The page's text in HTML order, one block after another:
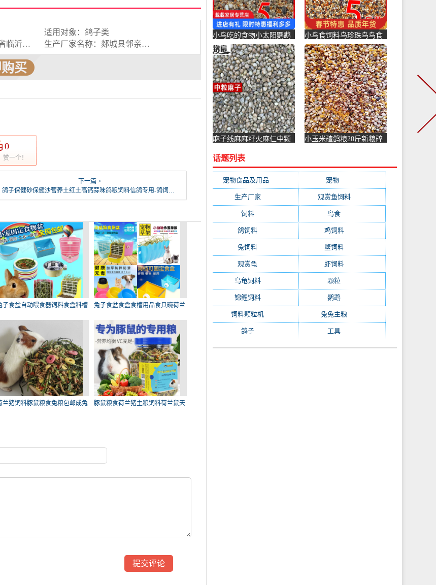
适用对象：鸽子类
生产厂家地址：山东省临沂市郯城县归昌乡归昌三村 生产厂家名称：郯城县邻亲邻土特产经营部
买
0
一个！
下一篇 >
鸽子保健砂保健沙营养土红土高钙蒜味鸽粮饲料信鸽专用-鸽饲料(拼凑旗舰店仅售54.67元)
子食盆自动喂食器饲料食盒料槽
兔子食盆食盒食槽用品食具碗荷兰
兰猪饲料豚鼠粮食兔粮包邮成兔
豚鼠粮食荷兰猪主粮饲料荷兰鼠天
小鸟吃的食物小太阳鹦鹉
饲料鹧鸪鸟鸟粮鸽子食观
赏鸽鸟-鸽饲料(载载家居
专营店仅售15.01元)
小鸟食饲料鸟珍珠鸟鸟食
吃的食物食料金丝雀鸟鸽
子食小-鸽饲料(励冠家居
专营店仅售17.82元)
麻子线麻麻籽火麻仁中颗
粮鸽子-鸽饲料(励冠家居
专营店仅售15.66元)
小玉米碴鸽粮20斤新粮碎
店仅售62.85元)
话题列表
宠物食品及用品 宠物(1231)
生产厂家 观赏鱼饲料(358)
饲料(281) 鸟食
鸽饲料 鸡饲料(158)
兔饲料 鳖饲料(153)
观赏龟 虾饲料(146)
乌龟饲料(143) 颗粒
锦鲤饲料(132) 鹦鹉
饲料颗粒机 兔兔主粮
鸽子(108) 工具